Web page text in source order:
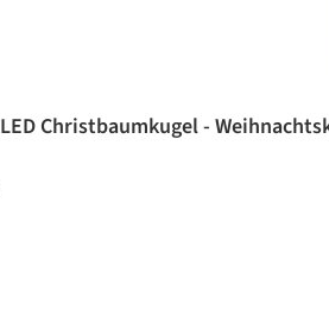
LED Christbaumkugel -